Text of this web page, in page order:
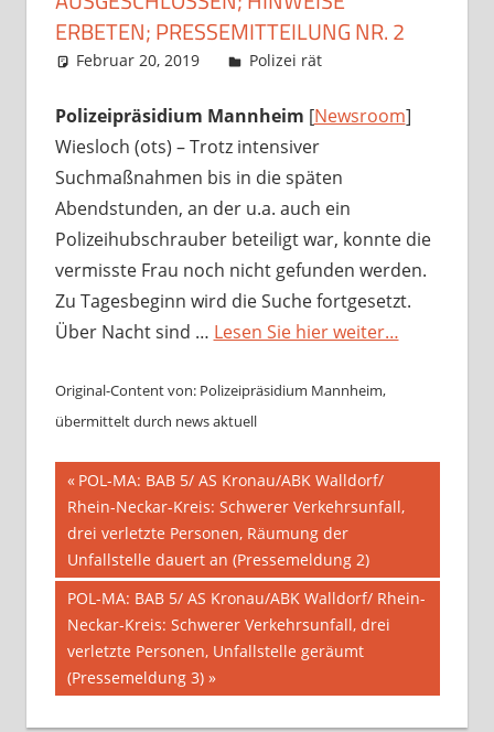
ERBETEN; PRESSEMITTEILUNG NR. 2
Februar 20, 2019 Richard Uhl
Polizei rät
Polizeipräsidium Mannheim [Newsroom]
Wiesloch (ots) – Trotz intensiver
Suchmaßnahmen bis in die späten
Abendstunden, an der u.a. auch ein
Polizeihubschrauber beteiligt war, konnte die
vermisste Frau noch nicht gefunden werden.
Zu Tagesbeginn wird die Suche fortgesetzt.
Über Nacht sind … Lesen Sie hier weiter…
Original-Content von: Polizeipräsidium Mannheim,
übermittelt durch news aktuell
Beitragsnavigation
Vorheriger
Beitrag:
POL-MA: BAB 5/ AS Kronau/ABK Walldorf/
Rhein-Neckar-Kreis: Schwerer Verkehrsunfall,
drei verletzte Personen, Räumung der
Unfallstelle dauert an (Pressemeldung 2)
Nächster
Beitrag:
POL-MA: BAB 5/ AS Kronau/ABK Walldorf/ Rhein-
Neckar-Kreis: Schwerer Verkehrsunfall, drei
verletzte Personen, Unfallstelle geräumt
(Pressemeldung 3)